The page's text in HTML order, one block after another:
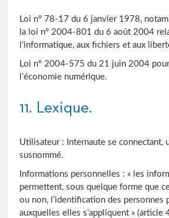
Loi n° 78-17 du 6 janvier 1978,
la loi n° 2004-801 du 6 août 2004
l’informatique, aux fichiers et aux
Loi n° 2004-575 du 21 juin 2004
l’économie numérique.
11. Lexique.
Utilisateur : Internaute se connectant,
susnommé.
Informations personnelles : « les
permettent, sous quelque forme que
ou non, l’identification des personnes
auxquelles elles s’appliquent »